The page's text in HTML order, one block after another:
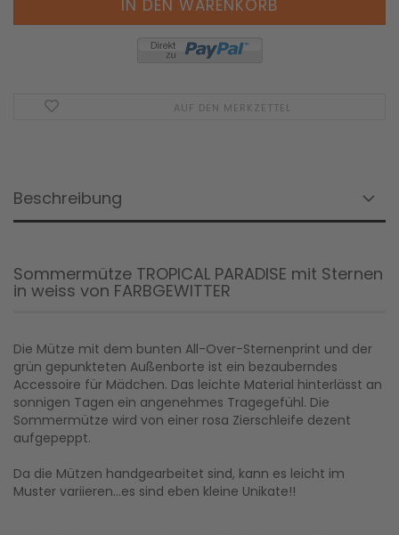
AUF DEN MERKZETTEL
Beschreibung
Sommermütze TROPICAL PARADISE mit Sternen
in weiss von FARBGEWITTER
Die Mütze mit dem bunten All-Over-Sternenprint und der
grün gepunkteten Außenborte ist ein bezauberndes
Accessoire für Mädchen. Das leichte Material hinterlässt an
sonnigen Tagen ein angenehmes Tragegefühl. Die
Sommermütze wird von einer rosa Zierschleife dezent
aufgepeppt.
Da die Mützen handgearbeitet sind, kann es leicht im
Muster variieren...es sind eben kleine Unikate!!